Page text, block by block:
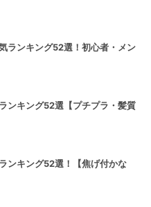
ランキング52選！初心者・メン
ンキング52選【プチプラ・髪質
ンキング52選！【焦げ付かな